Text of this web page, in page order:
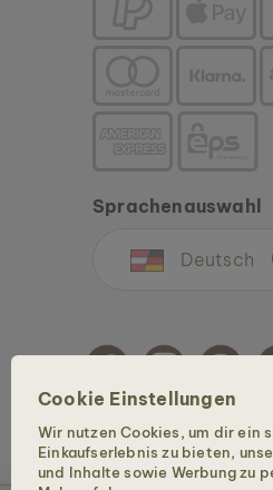
Cookie Einstellungen
Wir nutzen Cookies, um dir ein
Einkaufserlebnis zu bieten,
und Inhalte sowie Werbung zu
Sprachenauswahl
Deutsch
Copyright © 2026 Holzkern - Eine Marke der
vorbehalten.